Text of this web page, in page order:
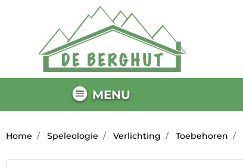
MENU
Home Speleologie Verlichting Toebehoren